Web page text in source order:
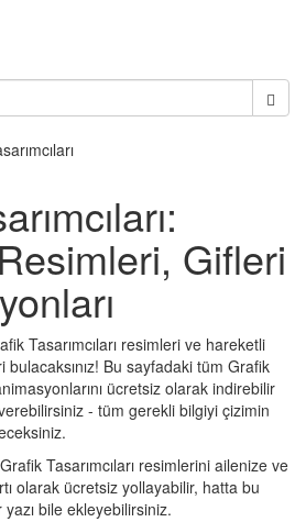
Gifleri
Tasarımcıları resimleri ve hareketli
bulacaksınız! Bu sayfadaki tüm Grafik
ücretsiz olarak indirebilir
- tüm gerekli bilgiyi çizimin
Tasarımcıları resimlerini ailenize ve
olarak ücretsiz yollayabilir, hatta bu
yazı bile ekleyebilirsiniz.